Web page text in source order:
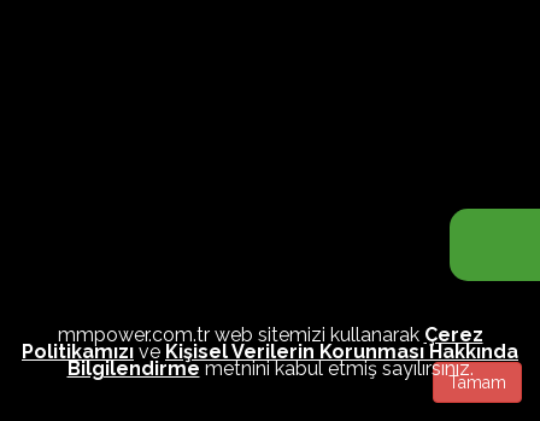
mmpower.com.tr web sitemizi kullanarak Çerez
Politikamızı ve Kişisel Verilerin Korunması Hakkında
Bilgilendirmemetnini kabul etmiş sayılırsınız.
Tamam